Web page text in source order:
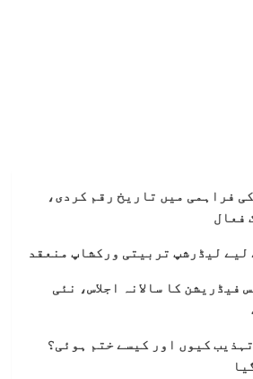
فراہمی میں تاریخ رقم کردی،
فعال
لیڈرشپ تربیتی ورکشاپ منعقد
فیڈریشن کا سالانہ اجلاس، نئی
کیوں اور کیسے ختم ہوئی؟